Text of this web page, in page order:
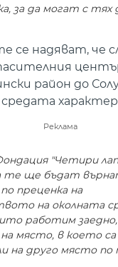
за да могат с тях
се надяват, че
район до
Реклама
"Четири
те ще бъдат
преценка на
на околната
работим
място, в което
на друго място по